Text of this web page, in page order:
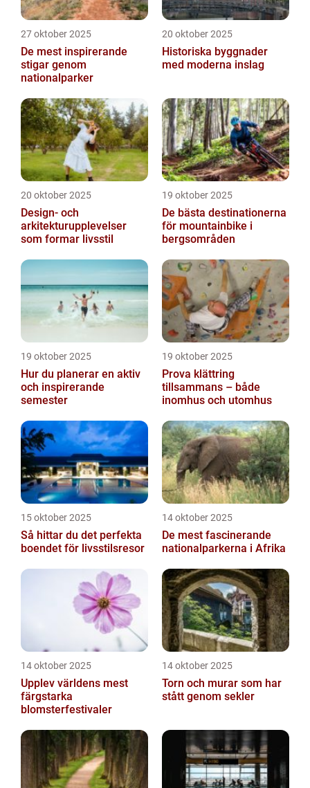
27 oktober 2025
De mest inspirerande
stigar genom
nationalparker
20 oktober 2025
Historiska byggnader
med moderna inslag
20 oktober 2025
Design- och
arkitekturupplevelser
som formar livsstil
19 oktober 2025
De bästa destinationerna
för mountainbike i
bergsområden
19 oktober 2025
Hur du planerar en aktiv
och inspirerande
semester
19 oktober 2025
Prova klättring
tillsammans – både
inomhus och utomhus
15 oktober 2025
Så hittar du det perfekta
boendet för livsstilsresor
14 oktober 2025
De mest fascinerande
nationalparkerna i Afrika
14 oktober 2025
Upplev världens mest
färgstarka
blomsterfestivaler
14 oktober 2025
Torn och murar som har
stått genom sekler